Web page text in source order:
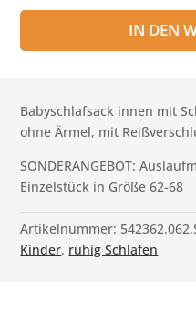
Babyschlafsack innen mit
ohne Ärmel, mit
SONDERANGEBOT:
Einzelstück in Größe 62-68
IN DEN
Artikelnummer:
Kinder, ruhig Schlafen